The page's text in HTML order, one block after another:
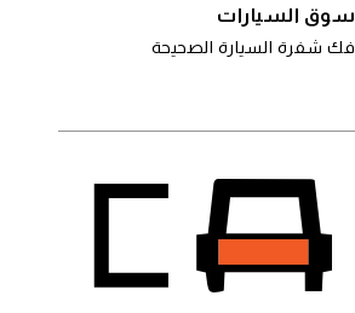
سوق السيارات
فك شفرة السيارة الصحيحة